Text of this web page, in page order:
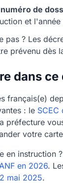
numéro de
et l'année
pas ? Les
prévenu dès
dans
français(e)
: le SCEC
préfecture
votre
en instruction
en 2026.
mai 2025.